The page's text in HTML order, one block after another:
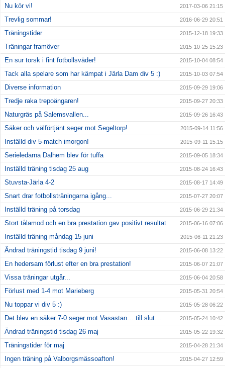
Nu kör vi! 2017-03-06 21:15
Trevlig sommar! 2016-06-29 20:51
Träningstider 2015-12-18 19:33
Träningar framöver 2015-10-25 15:23
En sur torsk i fint fotbollsväder! 2015-10-04 08:54
Tack alla spelare som har kämpat i Järla Dam div 5 :) 2015-10-03 07:54
Diverse information 2015-09-29 19:06
Tredje raka trepoängaren! 2015-09-27 20:33
Naturgräs på Salemsvallen... 2015-09-26 16:43
Säker och välförtjänt seger mot Segeltorp! 2015-09-14 11:56
Inställd div 5-match imorgon! 2015-09-11 15:15
Serieledarna Dalhem blev för tuffa 2015-09-05 18:34
Inställd träning tisdag 25 aug 2015-08-24 16:43
Stuvsta-Järla 4-2 2015-08-17 14:49
Snart drar fotbollsträningarna igång... 2015-07-27 20:07
Inställd träning på torsdag 2015-06-29 21:34
Stort tålamod och en bra prestation gav positivt resultat 2015-06-16 07:06
Inställd träning måndag 15 juni 2015-06-11 21:23
Ändrad träningstid tisdag 9 juni! 2015-06-08 13:22
En hedersam förlust efter en bra prestation! 2015-06-07 21:07
Vissa träningar utgår... 2015-06-04 20:58
Förlust med 1-4 mot Marieberg 2015-05-31 20:54
Nu toppar vi div 5 :) 2015-05-28 06:22
Det blev en säker 7-0 seger mot Vasastan… till slut… 2015-05-24 10:42
Ändrad träningstid tisdag 26 maj 2015-05-22 19:32
Träningstider för maj 2015-04-28 21:34
Ingen träning på Valborgsmässoafton! 2015-04-27 12:59